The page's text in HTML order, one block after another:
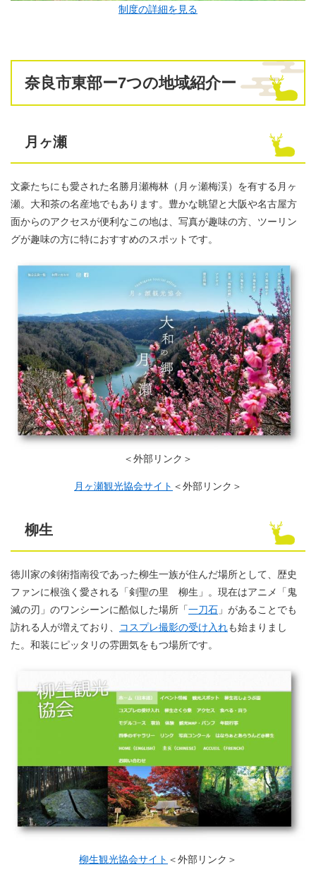
制度の詳細を見る
奈良市東部ー7つの地域紹介ー
月ヶ瀬
文豪たちにも愛された名勝月瀬梅林（月ヶ瀬梅渓）を有する月ヶ
瀬。大和茶の名産地でもあります。豊かな眺望と大阪や名古屋方
面からのアクセスが便利なこの地は、写真が趣味の方、ツーリン
グが趣味の方に特におすすめのスポットです。
＜外部リンク＞
月ヶ瀬観光協会サイト ＜外部リンク＞
柳生
徳川家の剣術指南役であった柳生一族が住んだ場所として、歴史
ファンに根強く愛される「剣聖の里 柳生」。現在はアニメ「鬼
滅の刃」のワンシーンに酷似した場所「一刀石 」があることでも
訪れる人が増えており、
コスプレ撮影の受け入れも始まりまし
た。和装にピッタリの雰囲気をもつ場所です。
柳生観光協会サイト ＜外部リンク＞